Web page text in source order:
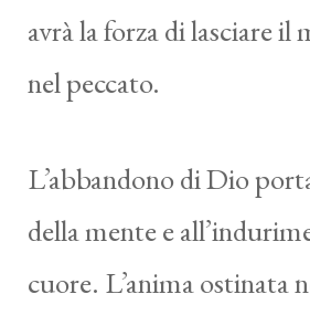
avrà la forza di lasciare il
nel peccato.
L’abbandono di Dio
della mente e
cuore. L’anima ostinata